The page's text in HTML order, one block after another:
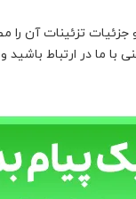
تزئینات آن را
با ما در ارتباط